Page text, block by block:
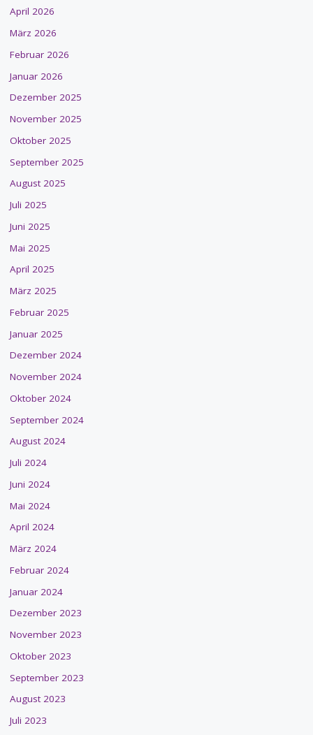
April 2026
März 2026
Februar 2026
Januar 2026
Dezember 2025
November 2025
Oktober 2025
September 2025
August 2025
Juli 2025
Juni 2025
Mai 2025
April 2025
März 2025
Februar 2025
Januar 2025
Dezember 2024
November 2024
Oktober 2024
September 2024
August 2024
Juli 2024
Juni 2024
Mai 2024
April 2024
März 2024
Februar 2024
Januar 2024
Dezember 2023
November 2023
Oktober 2023
September 2023
August 2023
Juli 2023